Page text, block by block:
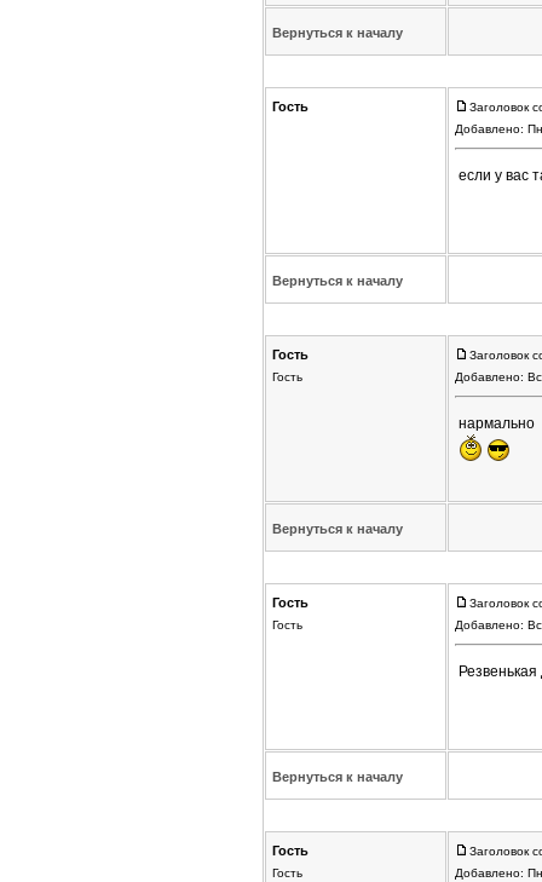
Вернуться к началу
Гость
Заголовок
Добавлено:
если у вас
Вернуться к началу
Гость
Гость
Заголовок
Добавлено:
нармально
Вернуться к началу
Гость
Гость
Заголовок
Добавлено:
Вернуться к началу
Гость
Гость
Заголовок
Добавлено: